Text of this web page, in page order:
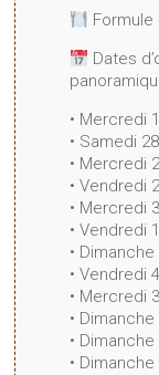
Formule
Dates
• Mercredi
• Samedi
• Mercredi
• Vendredi
• Mercredi
• Vendredi
•
• Vendredi
• Mercredi
•
•
•